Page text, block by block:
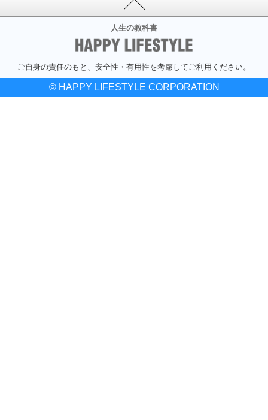
人生の教科書
ご自身の責任のもと、安全性・有用性を考慮してご利用ください。
© HAPPY LIFESTYLE CORPORATION